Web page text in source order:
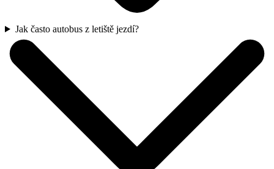
Jak často autobus z letiště jezdí?